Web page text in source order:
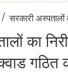
/ सरकारी अस्पतालों
का
गठित